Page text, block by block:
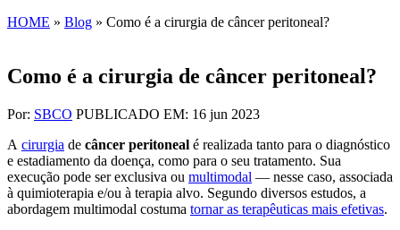
HOME » Blog » Como é a cirurgia de câncer peritoneal?
Como é a cirurgia de câncer peritoneal?
Por: SBCO PUBLICADO EM: 16 jun 2023
A cirurgia de câncer peritoneal é realizada tanto para o diagnóstico
e estadiamento da doença, como para o seu tratamento. Sua
execução pode ser exclusiva ou multimodal — nesse caso, associada
à quimioterapia e/ou à terapia alvo. Segundo diversos estudos, a
abordagem multimodal costuma tornar as terapêuticas mais efetivas.